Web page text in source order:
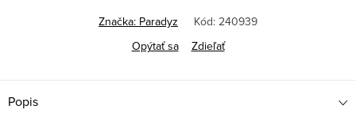
Značka: Paradyz Kód: 240939
Opýtať sa
Zdieľať
Popis